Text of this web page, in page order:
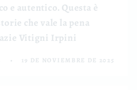
e autentico. Questa è
che vale la pena
Vitigni Irpini
19 DE NOVIEMBRE DE 2025